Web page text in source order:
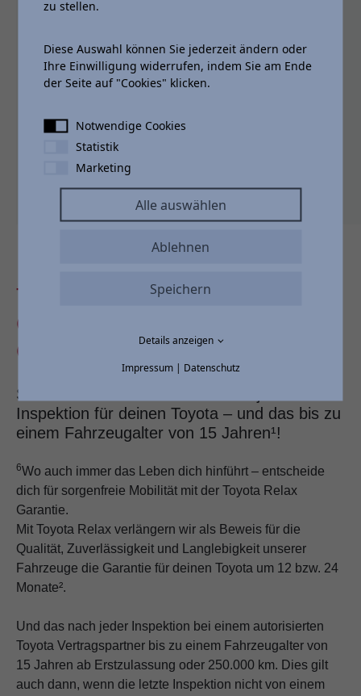
zzgl. Überführung
jährliche Laufleistung 10.000 km
Vertragslaufzeit
TOYOTA RELAX - DAS
COMEBACK DEINER
GARANTIE!
Sicher dir ein Jahr Garantie nach jeder
Inspektion für deinen Toyota – und das bis zu
einem Fahrzeugalter von 15 Jahren¹!
6Wo auch immer das Leben dich hinführt – entscheide
dich für sorgenfreie Mobilität mit der Toyota Relax
Garantie.
Mit Toyota Relax verlängern wir als Beweis für die
Qualität, Zuverlässigkeit und Langlebigkeit unserer
Fahrzeuge die Garantie für deinen Toyota um 12 bzw. 24
Monate².
Und das nach jeder Inspektion bei einem autorisierten
Toyota Vertragspartner bis zu einem Fahrzeugalter von
15 Jahren ab Erstzulassung oder 250.000 km. Dies gilt
auch dann, wenn die letzte Inspektion nicht von einem
zu stellen.
Diese Auswahl können Sie jederzeit ändern oder
Ihre Einwilligung widerrufen, indem Sie am Ende
der Seite auf "Cookies" klicken.
Notwendige Cookies
Statistik
Marketing
Alle auswählen
Ablehnen
Speichern
Details anzeigen
Impressum| Datenschutz